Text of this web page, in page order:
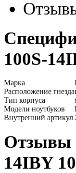
100S-
Марка
Расположение гнезда
Тип корпуса
Модели ноутбуков
Внутренний артикул
Отзывы
14IBY